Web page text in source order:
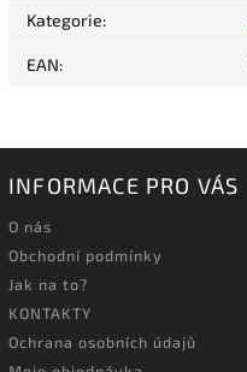
Kategorie:
EAN:
INFORMACE PRO VÁS
O nás
Obchodní podmínky
Jak na to?
KONTAKTY
Ochrana osobních údajů